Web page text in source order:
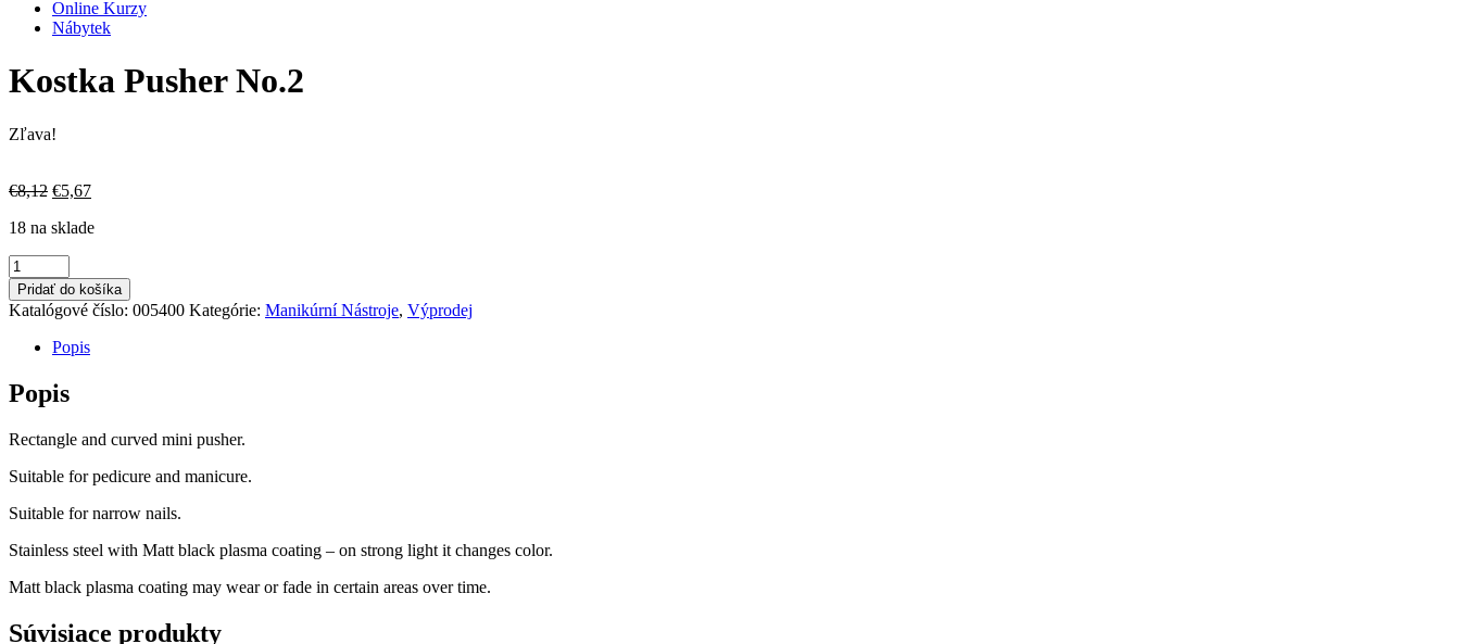
Online Kurzy
Nábytek
Kostka Pusher No.2
Zľava!
€8,12 Pôvodná
bola:
€5,67Aktuálna
je:
18 na sklade
množstvo
Kostka
Pusher
No.2
Pridať do košíka
Katalógové číslo: 005400 Kategórie: Manikúrní Nástroje, Výprodej
Popis
Popis
Rectangle and curved mini pusher.
Suitable for pedicure and manicure.
Suitable for narrow nails.
Stainless steel with Matt black plasma coating – on strong light it changes color.
Matt black plasma coating may wear or fade in certain areas over time.
Súvisiace produkty